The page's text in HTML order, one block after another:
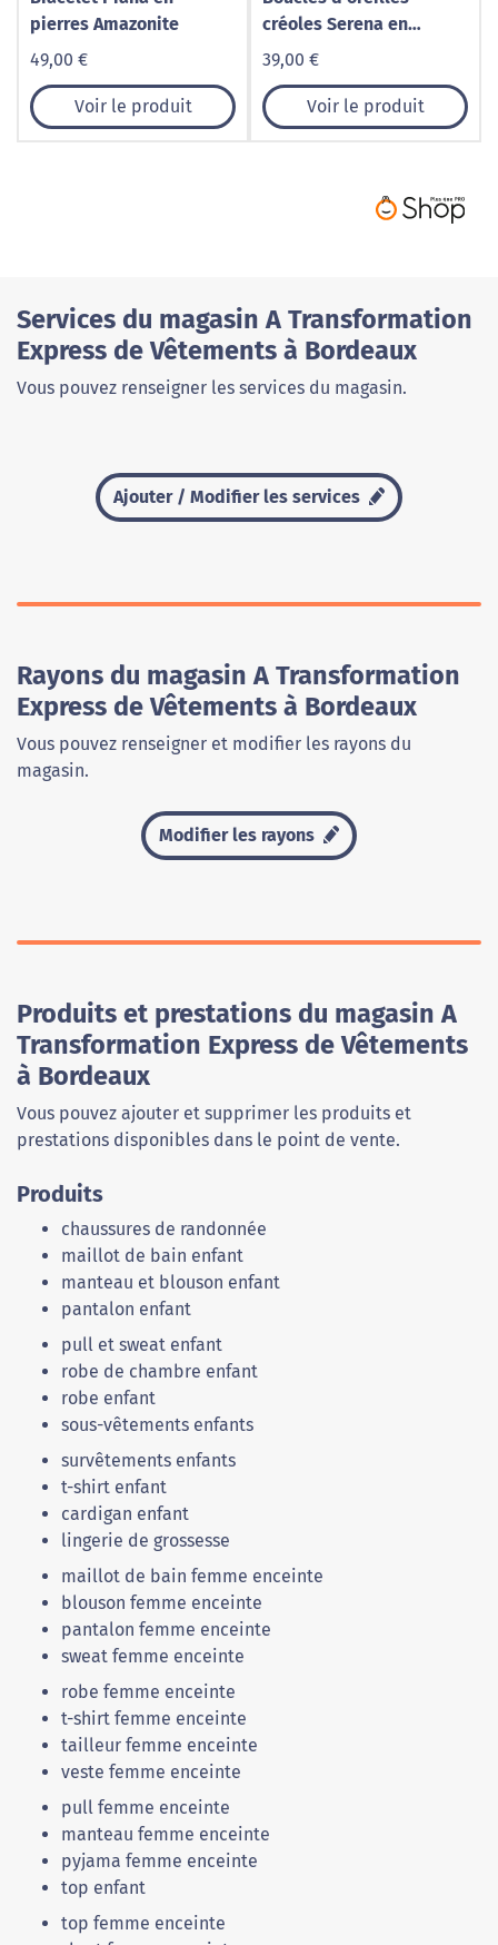
pierres Amazonite
49,00 €
Voir le produit
créoles Serena en
pierres Améthyste
39,00 €
Voir le produit
Services du magasin A Transformation
Express de Vêtements à Bordeaux
Vous pouvez renseigner les services du magasin.
Ajouter / Modifier les services
Rayons du magasin A Transformation
Express de Vêtements à Bordeaux
Vous pouvez renseigner et modifier les rayons du
magasin.
Modifier les rayons
Produits et prestations du magasin A
Transformation Express de Vêtements
à Bordeaux
Vous pouvez ajouter et supprimer les produits et
prestations disponibles dans le point de vente.
Produits
chaussures de randonnée
maillot de bain enfant
manteau et blouson enfant
pantalon enfant
pull et sweat enfant
robe de chambre enfant
robe enfant
sous-vêtements enfants
survêtements enfants
t-shirt enfant
cardigan enfant
lingerie de grossesse
maillot de bain femme enceinte
blouson femme enceinte
pantalon femme enceinte
sweat femme enceinte
robe femme enceinte
t-shirt femme enceinte
tailleur femme enceinte
veste femme enceinte
pull femme enceinte
manteau femme enceinte
pyjama femme enceinte
top enfant
top femme enceinte